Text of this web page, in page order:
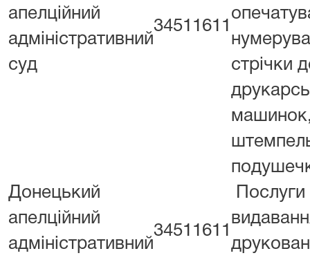
апелційний
адміністративний
суд
34511611
стрічки
Донецький
апелційний
адміністративний
34511611